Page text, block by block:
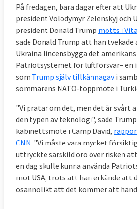
På fredagen, bara dagar efter att
president Volodymyr Zelenskyj och
president Donald Trump mötts i
sade Donald Trump att han
Ukraina lincensbygga det
Patriotsystemet för luftförsvar– en
som Trump själv tillkännagavi
sommarens NATO-toppmöte i
"Vi pratar om det, men det är svårt
den typen av teknologi", sade
kabinettsmöte i Camp David,
CNN. "Vi måste vara mycket
uttryckte särskild oro över risken
en dag skulle kunna använda
mot USA, trots att han erkände att
osannolikt att det kommer att